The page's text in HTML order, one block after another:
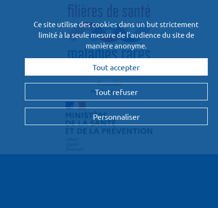
Financées
et pilotées par :
Ce site utilise des cookies dans un but strictement
limité à la seule mesure de l’audience du site de
manière anonyme.
Tout accepter
Tout refuser
Personnaliser